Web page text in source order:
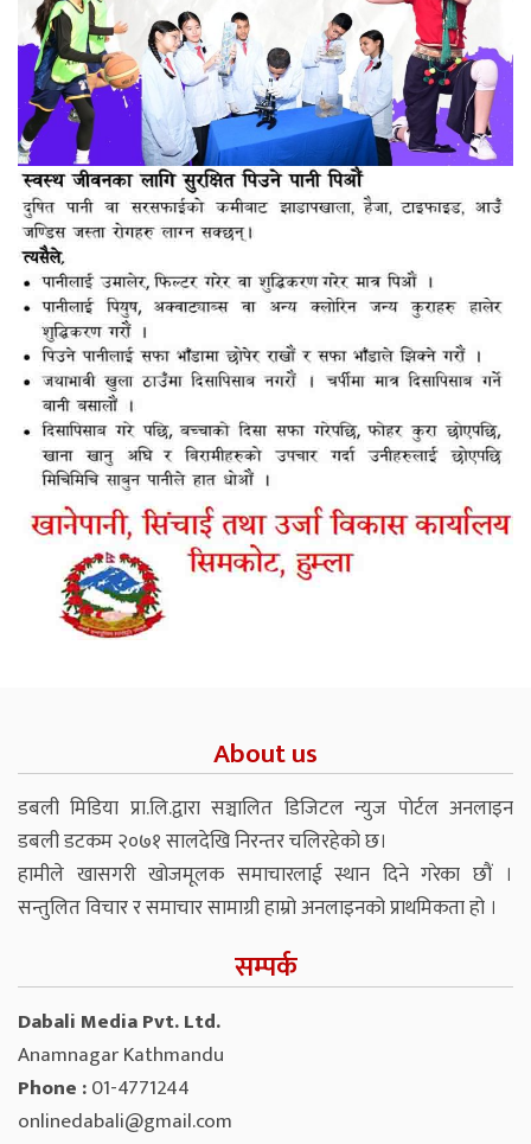
About us
डबली मिडिया प्रा.लि.द्वारा सञ्चालित डिजिटल न्युज पोर्टल अनलाइन
डबली डटकम २०७१ सालदेखि निरन्तर चलिरहेको छ।
हामीले खासगरी खोजमूलक समाचारलाई स्थान दिने गरेका छौं ।
सन्तुलित विचार र समाचार सामाग्री हाम्रो अनलाइनको प्राथमिकता हो ।
सम्पर्क
Dabali Media Pvt. Ltd.
Anamnagar Kathmandu
Phone :01-4771244
onlinedabali@gmail.com